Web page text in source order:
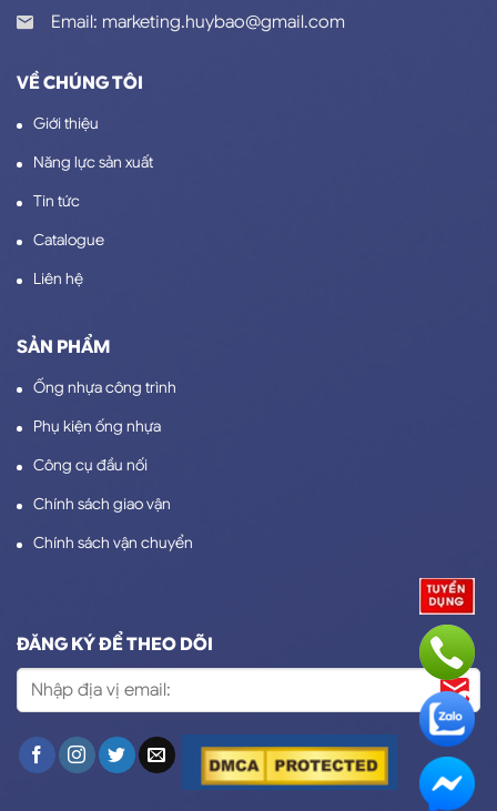
Email: marketing.huybao@gmail.com
VỀ CHÚNG TÔI
Giới thiệu
Năng lực sản xuất
Tin tức
Catalogue
Liên hệ
SẢN PHẨM
Ống nhựa công trình
Phụ kiện ống nhựa
Công cụ đầu nối
Chính sách giao vận
Chính sách vận chuyển
ĐĂNG KÝ ĐỂ THEO DÕI